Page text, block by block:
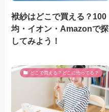
袱紗はどこで買える？100
均・イオン・Amazonで探
してみよう！
どこで買える？どこに売ってる？